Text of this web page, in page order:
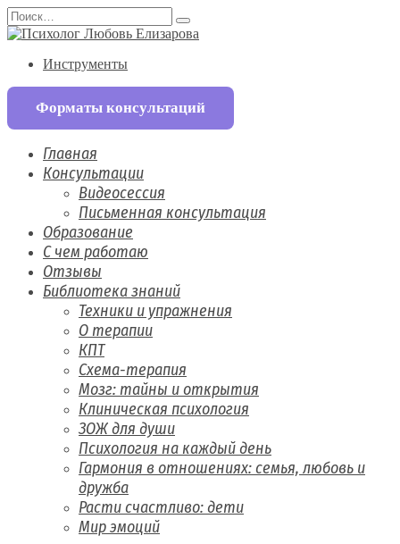
Перейти
к
Search
for:
Инструменты
Форматы консультаций
Главная
Консультации
Видеосессия
Письменная консультация
Образование
С чем работаю
Отзывы
Библиотека знаний
Техники и упражнения
О терапии
КПТ
Схема-терапия
Мозг: тайны и открытия
Клиническая психология
ЗОЖ для души
Психология на каждый день
Гармония в отношениях: семья, любовь и
дружба
Расти счастливо: дети
Мир эмоций